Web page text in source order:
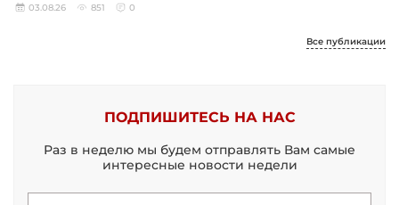
03.08.26 851 0
Все публикации
ПОДПИШИТЕСЬ НА НАС
Раз в неделю мы будем отправлять Вам самые
интересные новости недели